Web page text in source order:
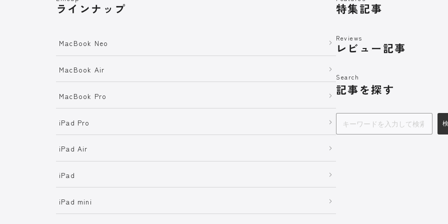
ラインナップ
MacBook Neo
MacBook Air
MacBook Pro
iPad Pro
iPad Air
iPad
iPad mini
特集記事
Reviews
レビュー記事
Search
記事を探す